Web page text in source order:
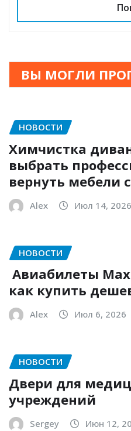
ВЫ МОГЛИ
НОВОСТИ
Химчистка
выбрать
вернуть мебели
Alex Июл 14, 2026
НОВОСТИ
Авиабилеты
как купить
Alex Июл 6, 2026
НОВОСТИ
Двери для
учреждений
Sergey Июн 12,